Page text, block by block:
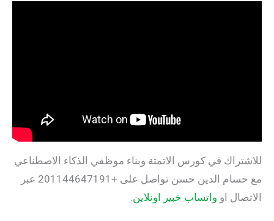
للاشتراك في كورس الاتمتة وبناء موظفي الذكاء الاصطناعي
مع حسام الدين حسن تواصل على +201144647191 عبر
الاتصال او واتساب خبير اونلاين.